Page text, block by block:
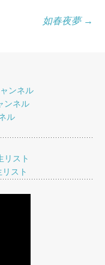
如春夜夢 →
ンネル
ンネル
ル
リスト
スト